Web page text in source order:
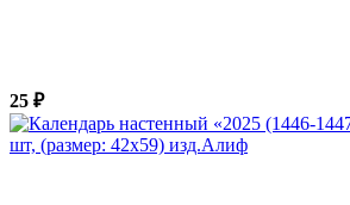
25 ₽